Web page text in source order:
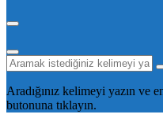
Aradığınız kelimeyi yazın ve
butonuna tıklayın.